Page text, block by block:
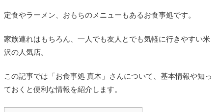
定食やラーメン、おもちのメニューもあるお食事処です。
家族連れはもちろん、一人でも友人とでも気軽に行きやすい米
沢の人気店。
この記事では「お食事処 真木」さんについて、基本情報や知っ
ておくと便利な情報を紹介します。